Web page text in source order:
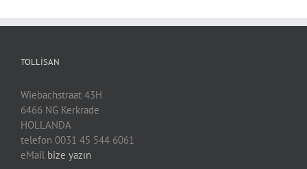
TOLLISAN
Wiebachstraat 43H
6466 NG Kerkrade
HOLLANDA
telefon 0031 45 544 6061
eMail bize yazın